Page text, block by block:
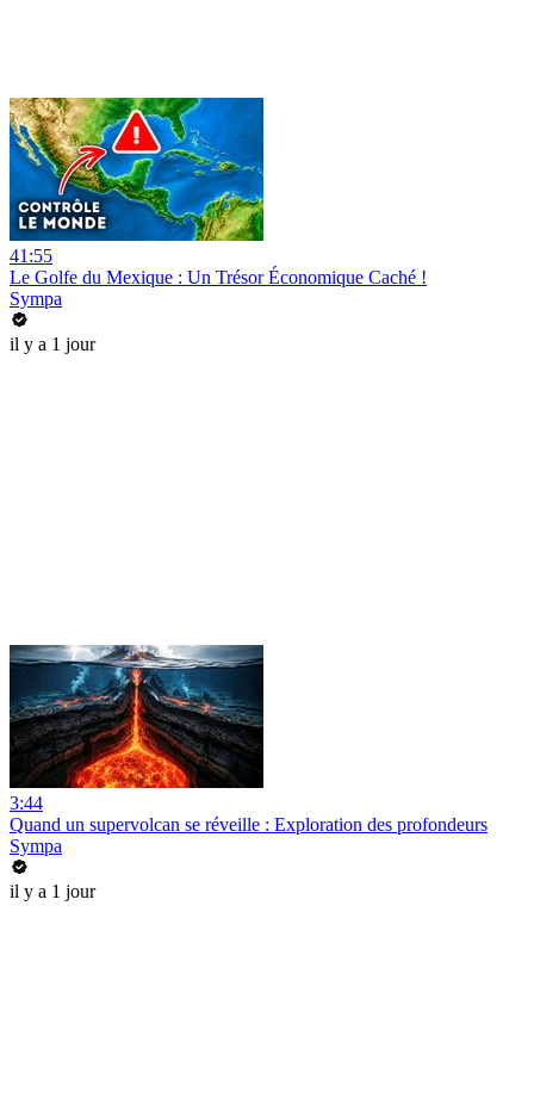
41:55
Le Golfe du Mexique : Un Trésor Économique Caché !
Sympa
il y a 1 jour
3:44
Quand un supervolcan se réveille : Exploration des profondeurs
Sympa
il y a 1 jour